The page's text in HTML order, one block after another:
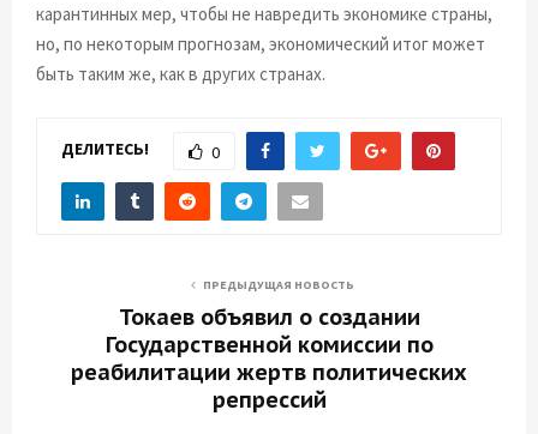
карантинных мер, чтобы не навредить экономике страны,
но, по некоторым прогнозам, экономический итог может
быть таким же, как в других странах.
ДЕЛИТЕСЬ! 0
ПРЕДЫДУЩАЯ НОВОСТЬ
Токаев объявил о создании
Государственной комиссии по
реабилитации жертв политических
репрессий